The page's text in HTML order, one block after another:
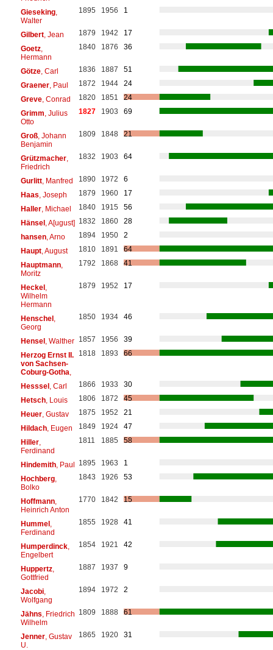
Gieseking,
Walter
1895 1956 1
Gilbert, Jean 1879 1942
17
Goetz,
Hermann
1840 1876 36
Götze, Carl 1836 1887
51
Graener, Paul 1872 1944
24
Greve, Conrad 1820 1851
24
Grimm , Julius
Otto
1827 1903 69
Groß, Johann
Benjamin
1809 1848 21
Grützmacher,
Friedrich
1832 1903 64
Gurlitt, Manfred 1890 1972
6
Haas , Joseph 1879 1960
17
Haller, Michael 1840 1915
56
Hänsel, A[ugust] 1832 1860
28
hansen, Arno 1894 1950
2
Haupt, August 1810 1891
64
Hauptmann,
Moritz
1792 1868 41
Heckel,
Wilhelm
Hermann
1879 1952 17
Henschel,
Georg
1850 1934 46
Hensel, Walther 1857 1956
39
Herzog Ernst II.
von Sachsen-
Coburg-Gotha
1818 1893 66
Hesssel, Carl 1866 1933
30
Hetsch, Louis 1806 1872
45
Heuer, Gustav 1875 1952
21
Hildach, Eugen 1849 1924
47
Hiller,
Ferdinand
1811 1885 58
Hindemith, Paul 1895 1963
1
Hochberg,
Bolko
1843 1926 53
Hoffmann,
Heinrich Anton
1770 1842 15
Hummel,
Ferdinand
1855 1928 41
Humperdinck,
Engelbert
1854 1921 42
Huppertz,
Gottfried
1887 1937 9
Jacobi,
Wolfgang
1894 1972 2
Jähns , Friedrich
Wilhelm
1809 1888 61
Jenner, Gustav
U.
1865 1920 31